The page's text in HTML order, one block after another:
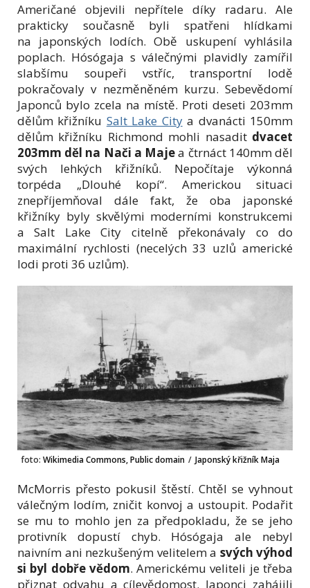
Američané objevili nepřítele díky radaru. Ale
prakticky současně byli spatřeni hlídkami
na japonských lodích. Obě uskupení vyhlásila
poplach. Hósógaja s válečnými plavidly zamířil
slabšímu soupeři vstříc, transportní lodě
pokračovaly v nezměněném kurzu. Sebevědomí
Japonců bylo zcela na místě. Proti deseti 203mm
dělům křižníku Salt Lake Citya dvanácti 150mm
dělům křižníku Richmond mohli nasadit dvacet
203mm děl na Nači a Majea čtrnáct 140mm děl
svých lehkých křižníků. Nepočítaje výkonná
torpéda „Dlouhé kopí“. Americkou situaci
znepříjemňoval dále fakt, že oba japonské
křižníky byly skvělými moderními konstrukcemi
a Salt Lake City citelně překonávaly co do
maximální rychlosti (necelých 33 uzlů americké
lodi proti 36 uzlům).
foto: Wikimedia Commons, Public domain / Japonský křižník Maja
McMorris přesto pokusil štěstí. Chtěl se vyhnout
válečným lodím, zničit konvoj a ustoupit. Podařit
se mu to mohlo jen za předpokladu, že se jeho
protivník dopustí chyb. Hósógaja ale nebyl
naivním ani nezkušeným velitelem a svých výhod
si byl dobře vědom. Americkému veliteli je třeba
přiznat odvahu a cílevědomost. Japonci zahájili